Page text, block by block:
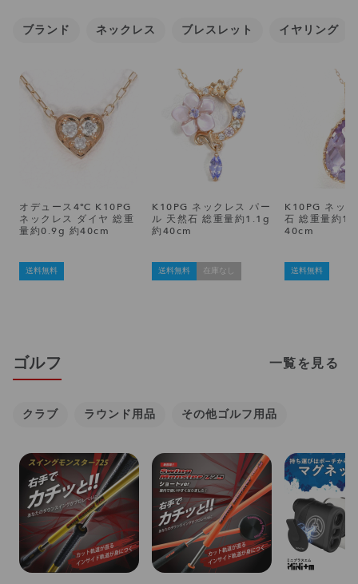
ブランド ネックレス ブレスレット イヤリング
オデュース4℃ K10PG
ネックレス ダイヤ 総重
量約0.9g 約40cm
送料無料
K10PG ネックレス パー
ル 天然石 総重量約1.1g
約40cm
送料無料 在庫なし
K10PG ネッ
石 総重量約
40cm
送料無料
ゴルフ 一覧を見る
クラブ ラウンド用品 その他ゴルフ用品